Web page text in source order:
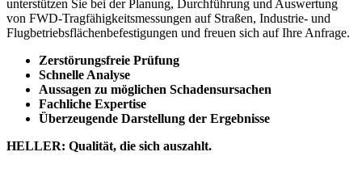
unterstützen Sie bei der Planung, Durchführung und Auswertung
von FWD-Tragfähigkeitsmessungen auf Straßen, Industrie- und
Flugbetriebsflächenbefestigungen und freuen sich auf Ihre Anfrage.
Zerstörungsfreie Prüfung
Schnelle Analyse
Aussagen zu möglichen Schadensursachen
Fachliche Expertise
Überzeugende Darstellung der Ergebnisse
HELLER: Qualität, die sich auszahlt.